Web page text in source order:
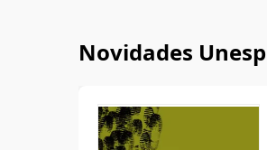
Novidades Unesp